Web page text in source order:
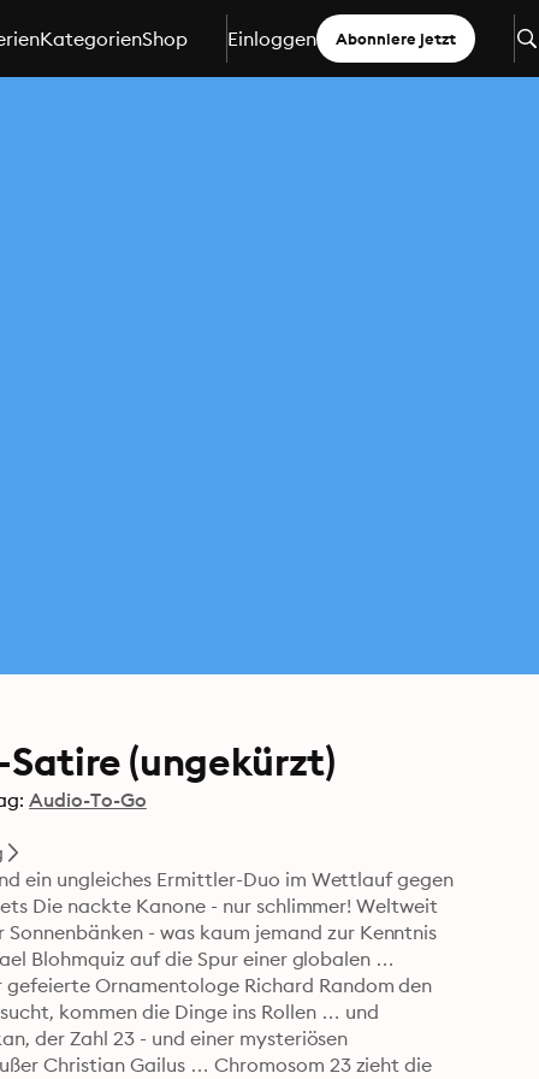
KategorienShop Einloggen Abonniere jetzt
Satire (ungekürzt)
Audio-To-Go
ein ungleiches Ermittler-Duo im Wettlauf gegen
Die nackte Kanone - nur schlimmer! Weltweit
- was kaum jemand zur Kenntnis
Blohmquiz auf die Spur einer globalen
Ornamentologe Richard Random den
kommen die Dinge ins Rollen … und
der Zahl 23 - und einer mysteriösen
Christian Gailus … Chromosom 23 zieht die